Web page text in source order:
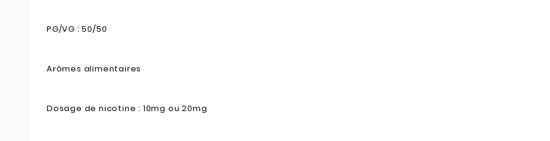
PG/VG : 50/50
Arômes alimentaires
Dosage de nicotine : 10mg ou 20mg